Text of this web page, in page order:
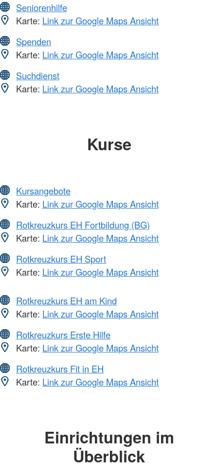
Seniorenhilfe
Karte: Link zur Google Maps Ansicht
Spenden
Karte: Link zur Google Maps Ansicht
Suchdienst
Karte: Link zur Google Maps Ansicht
Kurse
Kursangebote
Karte: Link zur Google Maps Ansicht
Rotkreuzkurs EH Fortbildung (BG)
Karte: Link zur Google Maps Ansicht
Rotkreuzkurs EH Sport
Karte: Link zur Google Maps Ansicht
Rotkreuzkurs EH am Kind
Karte: Link zur Google Maps Ansicht
Rotkreuzkurs Erste Hilfe
Karte: Link zur Google Maps Ansicht
Rotkreuzkurs Fit in EH
Karte: Link zur Google Maps Ansicht
Einrichtungen im
Überblick